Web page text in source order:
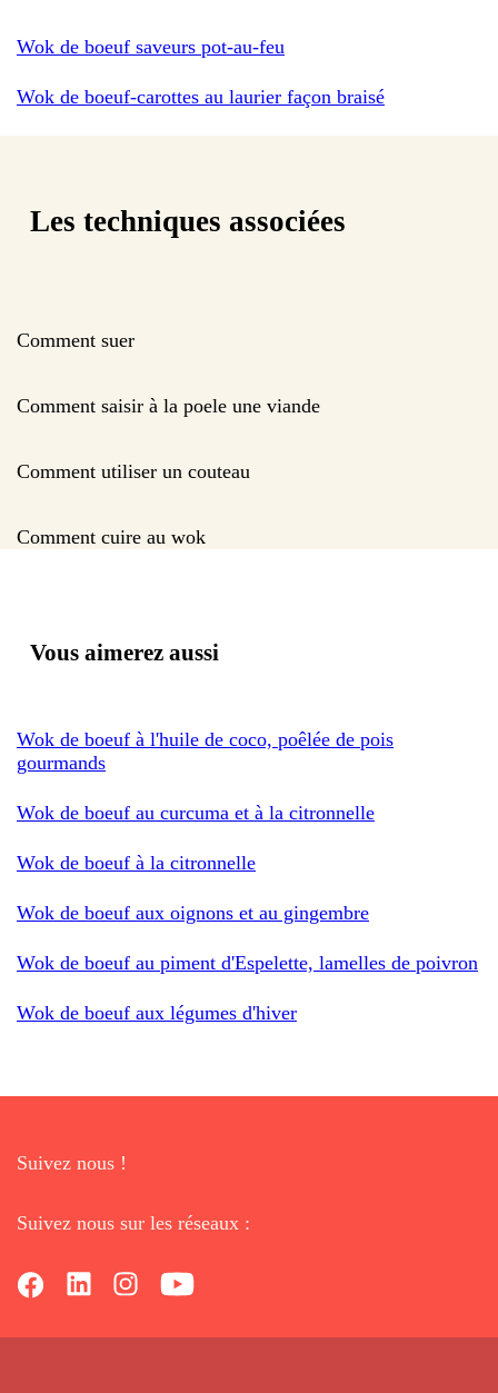
Wok de boeuf saveurs pot-au-feu
Wok de boeuf-carottes au laurier façon braisé
Les techniques associées
Comment suer
Comment saisir à la poele une viande
Comment utiliser un couteau
Comment cuire au wok
Vous aimerez aussi
Wok de boeuf à l'huile de coco, poêlée de pois
gourmands
Wok de boeuf au curcuma et à la citronnelle
Wok de boeuf à la citronnelle
Wok de boeuf aux oignons et au gingembre
Wok de boeuf au piment d'Espelette, lamelles de poivron
Wok de boeuf aux légumes d'hiver
Suivez nous !
Suivez nous sur les réseaux :